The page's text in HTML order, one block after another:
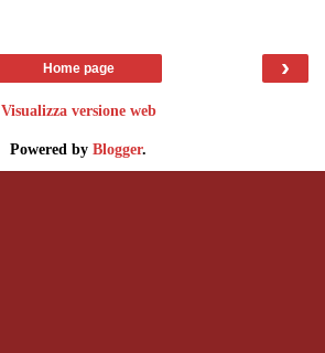
›
Home page
Visualizza versione web
Powered by Blogger.